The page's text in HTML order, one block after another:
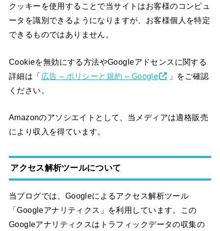
クッキーを使用することで当サイトはお客様のコンピュ
ータを識別できるようになりますが、お客様個人を特定
できるものではありません。
Cookieを無効にする方法やGoogleアドセンスに関する
詳細は「 広告 – ポリシーと規約 – Google
」をご確認
ください。
Amazonのアソシエイトとして、当メディアは適格販売
により収入を得ています。
アクセス解析ツールについて
当ブログでは、Googleによるアクセス解析ツール
「Googleアナリティクス」を利用しています。この
Googleアナリティクスはトラフィックデータの収集の